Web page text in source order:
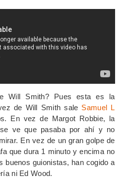
Will Smith? Pues esta es la
de Will Smith sale Samuel L
En vez de Margot Robbie, la
ve que pasaba por ahí y no
En vez de un gran golpe de
que dura 1 minuto y encima no
buenos guionistas, han cogido a
ni Ed Wood.